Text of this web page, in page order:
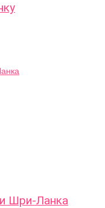
Шри-Ланка